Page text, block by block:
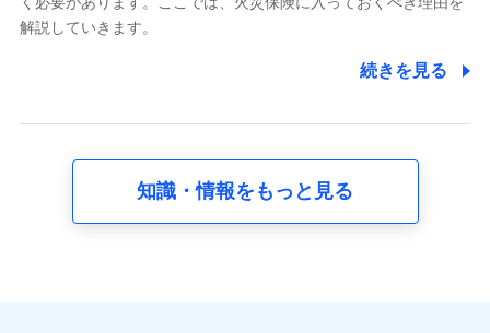
採用選考および入社手続を実施するため
8.取引先個人情報
取引先としての選定業務、営業情報の提供業務、契約締結手
解説していきます。
続きを見る
知識・情報をもっと見る